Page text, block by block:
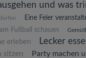
und was
Eine Feier
Fußball schauen
erleben Lecker
sitzen
Party machen